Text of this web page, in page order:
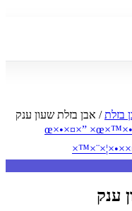
בזלת/ אבן בזלת שעון ענק
ענק